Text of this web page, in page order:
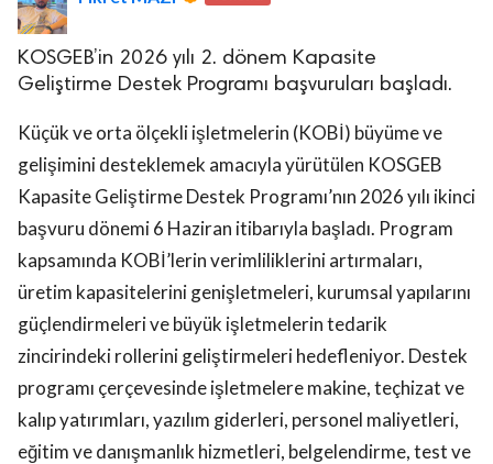
Asayiş
Saklıdır.
KOSGEB’in 2026 yılı 2. dönem Kapasite
Geliştirme Destek Programı başvuruları başladı.
Küçük ve orta ölçekli işletmelerin (KOBİ) büyüme ve
gelişimini desteklemek amacıyla yürütülen KOSGEB
Kapasite Geliştirme Destek Programı’nın 2026 yılı ikinci
başvuru dönemi 6 Haziran itibarıyla başladı. Program
kapsamında KOBİ’lerin verimliliklerini artırmaları,
üretim kapasitelerini genişletmeleri, kurumsal yapılarını
güçlendirmeleri ve büyük işletmelerin tedarik
zincirindeki rollerini geliştirmeleri hedefleniyor. Destek
programı çerçevesinde işletmelere makine, teçhizat ve
kalıp yatırımları, yazılım giderleri, personel maliyetleri,
eğitim ve danışmanlık hizmetleri, belgelendirme, test ve